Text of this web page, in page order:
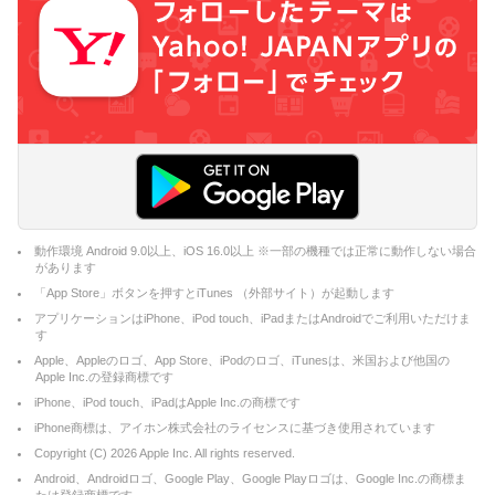
動作環境 Android 9.0以上、iOS 16.0以上 ※一部の機種では正常に動作しない場合
があります
「App Store」ボタンを押すとiTunes （外部サイト）が起動します
アプリケーションはiPhone、iPod touch、iPadまたはAndroidでご利用いただけま
す
Apple、Appleのロゴ、App Store、iPodのロゴ、iTunesは、米国および他国の
Apple Inc.の登録商標です
iPhone、iPod touch、iPadはApple Inc.の商標です
iPhone商標は、アイホン株式会社のライセンスに基づき使用されています
Copyright (C) 2026Apple Inc. All rights reserved.
Android、Androidロゴ、Google Play、Google Playロゴは、Google Inc.の商標ま